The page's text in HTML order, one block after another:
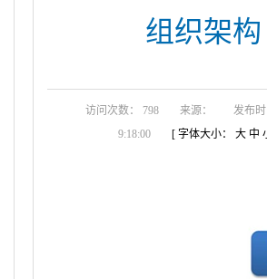
组织架构
访问次数： 798 来源：
发布
9:18:00
[ 字体大小： 大 中